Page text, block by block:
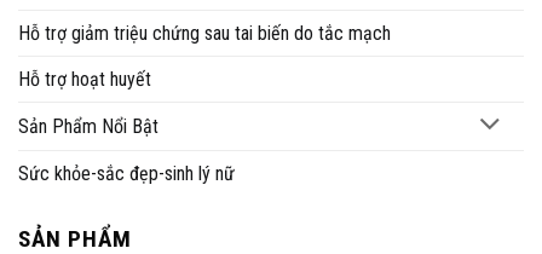
Hỗ trợ giảm triệu chứng sau tai biến do tắc mạch
Hỗ trợ hoạt huyết
Sản Phẩm Nổi Bật
Sức khỏe-sắc đẹp-sinh lý nữ
SẢN PHẨM